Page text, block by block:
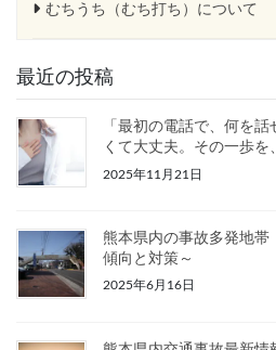
むちうち（むち打ち）について
最近の投稿
「最初の電話で、何を
くて大丈夫。その一歩を
2025年11月21日
熊本県内の事故多発地帯
傾向と対策～
2025年6月16日